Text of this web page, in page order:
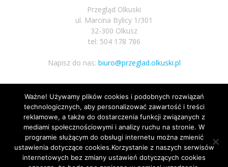
Przegląd Olkuski
ul. Marcina Bylicy 1/301
32-300 Olkusz
tel: 504 178 786
Napisz do nas: biuro@przeglad.olkuski.pl
Podążaj za nami
Ważne! Używamy plików cookies i podobnych rozwiązań
technologicznych, aby personalizować zawartość i treści
reklamowe, a także do dostarczenia funkcji związanych z
mediami społecznościowymi i analizy ruchu na stronie. W
programie służącym do obsługi internetu można zmienić
ustawienia dotyczące cookies.Korzystanie z naszych serwisów
internetowych bez zmiany ustawień dotyczących cookies